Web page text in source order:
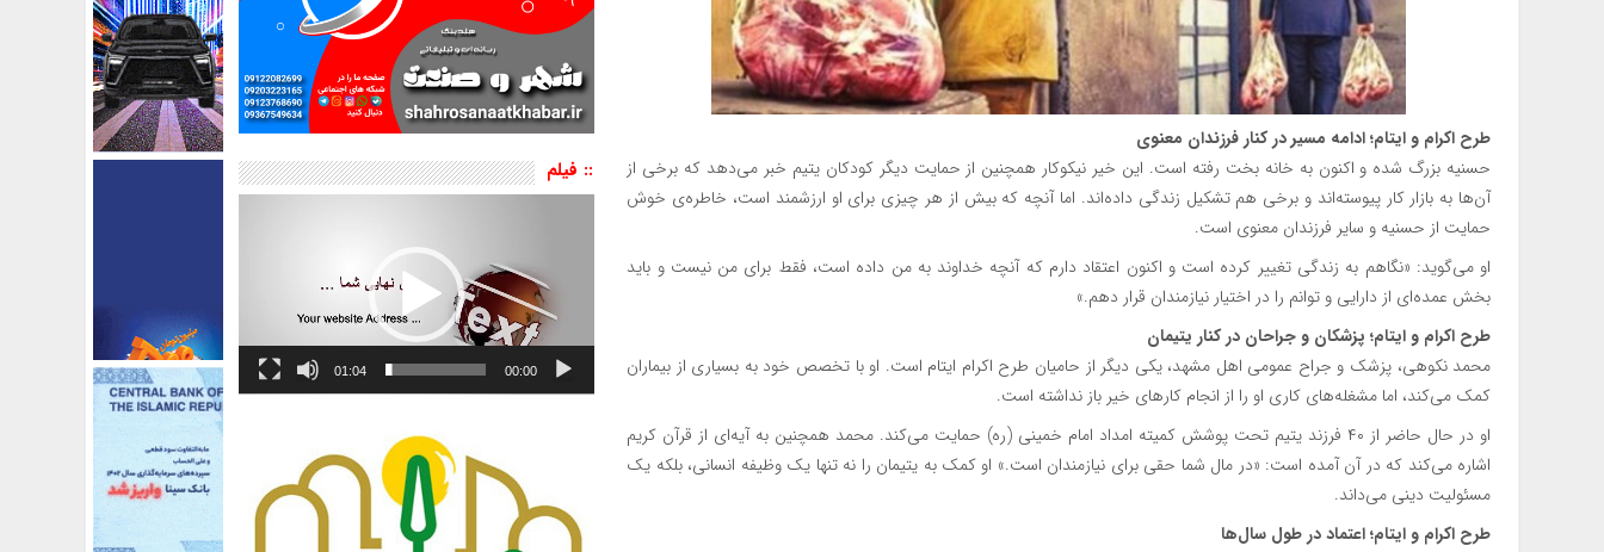
طرح اکرام و ایتام؛ ادامه مسیر در کنار فرزندان معنوی
حسنیه بزرگ شده و اکنون به خانه بخت رفته است. این خیر نیکوکار همچنین از حمایت دیگر کودکان یتیم خبر می‌دهد که برخی از
آن‌ها به بازار کار پیوسته‌اند و برخی هم تشکیل زندگی داده‌اند. اما آنچه که بیش از هر چیزی برای او ارزشمند است، خاطره‌ی خوش
حمایت از حسنیه و سایر فرزندان معنوی است.
او می‌گوید: «نگاهم به زندگی تغییر کرده است و اکنون اعتقاد دارم که آنچه خداوند به من داده است، فقط برای من نیست و باید
بخش عمده‌ای از دارایی و توانم را در اختیار نیازمندان قرار دهم.»
طرح اکرام و ایتام؛ پزشکان و جراحان در کنار یتیمان
محمد نکوهی، پزشک و جراح عمومی اهل مشهد، یکی دیگر از حامیان طرح اکرام ایتام است. او با تخصص خود به بسیاری از بیماران
کمک می‌کند، اما مشغله‌های کاری او را از انجام کارهای خیر باز نداشته است.
او در حال حاضر از ۴۰ فرزند یتیم تحت پوشش کمیته امداد امام خمینی (ره) حمایت می‌کند. محمد همچنین به آیه‌ای از قرآن کریم
اشاره می‌کند که در آن آمده است: «در مال شما حقی برای نیازمندان است.» او کمک به یتیمان را نه تنها یک وظیفه انسانی، بلکه یک
مسئولیت دینی می‌داند.
طرح اکرام و ایتام؛ اعتماد در طول سال‌ها
:: فیلم
نمایشگر
00:00
01:04